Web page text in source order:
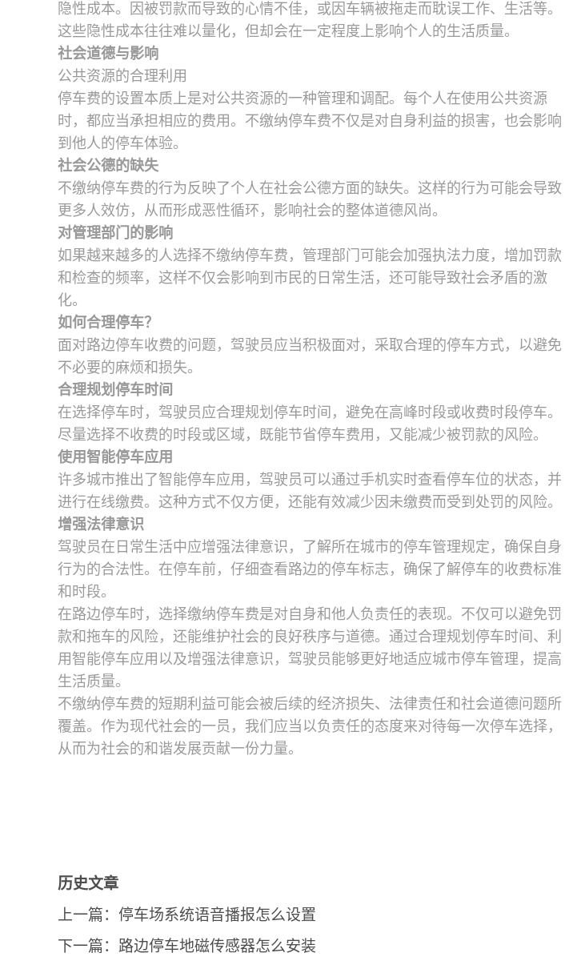
隐性成本。因被罚款而导致的心情不佳，或因车辆被拖走而耽误工作、生活等。
这些隐性成本往往难以量化，但却会在一定程度上影响个人的生活质量。
社会道德与影响
公共资源的合理利用
停车费的设置本质上是对公共资源的一种管理和调配。每个人在使用公共资源
时，都应当承担相应的费用。不缴纳停车费不仅是对自身利益的损害，也会影响
到他人的停车体验。
社会公德的缺失
不缴纳停车费的行为反映了个人在社会公德方面的缺失。这样的行为可能会导致
更多人效仿，从而形成恶性循环，影响社会的整体道德风尚。
对管理部门的影响
如果越来越多的人选择不缴纳停车费，管理部门可能会加强执法力度，增加罚款
和检查的频率，这样不仅会影响到市民的日常生活，还可能导致社会矛盾的激
化。
如何合理停车？
面对路边停车收费的问题，驾驶员应当积极面对，采取合理的停车方式，以避免
不必要的麻烦和损失。
合理规划停车时间
在选择停车时，驾驶员应合理规划停车时间，避免在高峰时段或收费时段停车。
尽量选择不收费的时段或区域，既能节省停车费用，又能减少被罚款的风险。
使用智能停车应用
许多城市推出了智能停车应用，驾驶员可以通过手机实时查看停车位的状态，并
进行在线缴费。这种方式不仅方便，还能有效减少因未缴费而受到处罚的风险。
增强法律意识
驾驶员在日常生活中应增强法律意识，了解所在城市的停车管理规定，确保自身
行为的合法性。在停车前，仔细查看路边的停车标志，确保了解停车的收费标准
和时段。
在路边停车时，选择缴纳停车费是对自身和他人负责任的表现。不仅可以避免罚
款和拖车的风险，还能维护社会的良好秩序与道德。通过合理规划停车时间、利
用智能停车应用以及增强法律意识，驾驶员能够更好地适应城市停车管理，提高
生活质量。
不缴纳停车费的短期利益可能会被后续的经济损失、法律责任和社会道德问题所
覆盖。作为现代社会的一员，我们应当以负责任的态度来对待每一次停车选择，
从而为社会的和谐发展贡献一份力量。
历史文章
上一篇： 停车场系统语音播报怎么设置
下一篇： 路边停车地磁传感器怎么安装